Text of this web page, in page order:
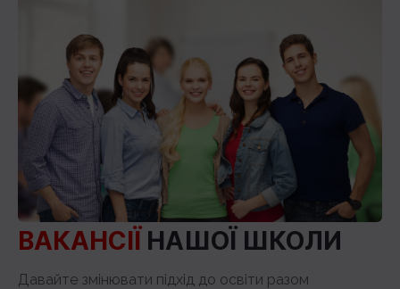
ВАКАНСIЇ НАШОЇ ШКОЛИ
Давайте змiнювати пiдхід до освiти разом